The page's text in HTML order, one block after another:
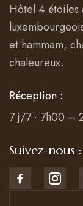
Hôtel 4
et hammam,
chaleureux.
Réception :
7 j/7 · 7h00 –
Suivez-nous :